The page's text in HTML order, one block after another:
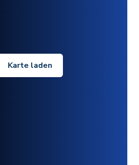
Karte laden